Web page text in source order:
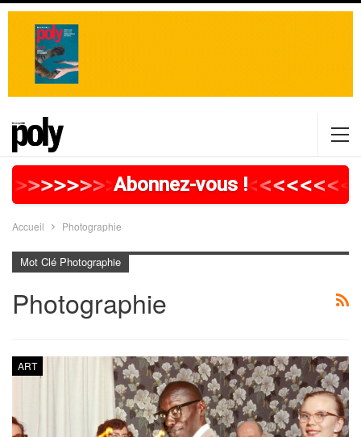
>>>>>>>>>>>>>>>>>
Abonnez-vous !
<<<<<<<<
Accueil Photographie
Mot Clé Photographie
Photographie
ART